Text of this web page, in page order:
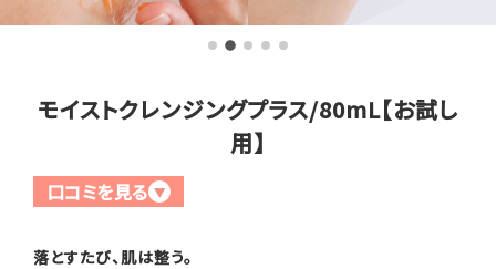
美容アイテム・その他
たるみ・むくみ
しわ・小じわ
肌荒れ
ご注文方法
定期便サービスについて
定期便サービスご利用ガイド
モイストクレンジングプラス/80mL【お試し
用】
口コミを見る ▼
落とすたび、肌は整う。